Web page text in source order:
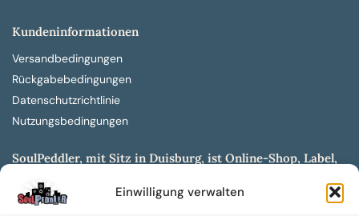
Einwilligung verwalten
Kundeninformationen
Versandbedingungen
Rückgabebedingungen
Datenschutzrichtlinie
Nutzungsbedingungen
SoulPeddler, mit Sitz in Duisburg, ist Online-Shop, Label,
entwickelt aus dem SoulPeddler Vinyl-Presswerk und